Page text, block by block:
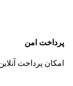
پرداخت امن
امکان پرداخت